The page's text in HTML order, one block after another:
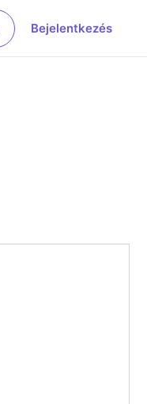
Bejelentkezés